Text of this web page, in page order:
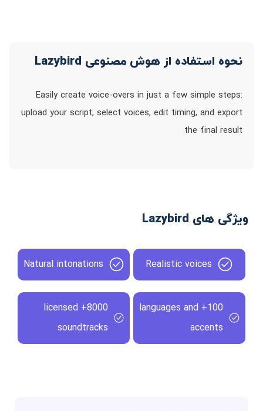
نحوه استفاده از هوش مصنوعی Lazybird
Easily create voice-overs in just a few simple steps:
upload your script, select voices, edit timing, and export
the final result
ویژگی های Lazybird
Realistic voices
Natural intonations
100+ languages and
accents
8000+ licensed
soundtracks